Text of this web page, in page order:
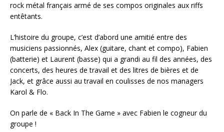
rock métal français armé de ses compos originales aux riffs
entêtants.
L’histoire du groupe, c’est d’abord une amitié entre des
musiciens passionnés, Alex (guitare, chant et compo), Fabien
(batterie) et Laurent (basse) qui a grandi au fil des années, des
concerts, des heures de travail et des litres de bières et de
Jack, et grâce aussi au travail en coulisses de nos managers
Karol & Flo.
On parle de « Back In The Game » avec Fabien le cogneur du
groupe !